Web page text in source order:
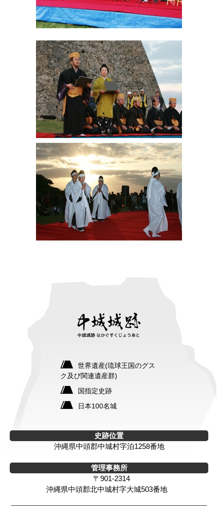
世界遺産(琉球王国のグス
ク及び関連遺産群)
国指定史跡
日本100名城
史跡位置
沖縄県中頭郡中城村字泊1258番地
管理事務所
〒901-2314
沖縄県中頭郡北中城村字大城503番地